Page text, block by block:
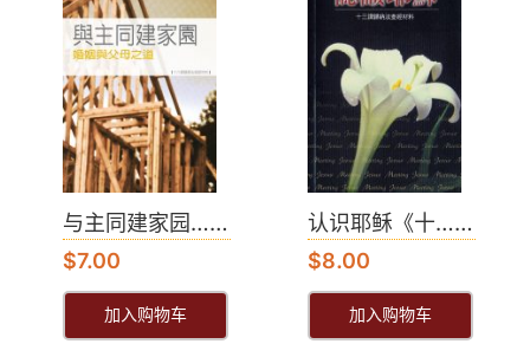
与主同建家园……
$7.00
加入购物车
认识耶稣《十……
$8.00
加入购物车